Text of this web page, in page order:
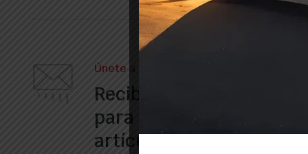
Únete a nuestro boletín
Recibe nuestros correos
para obtener
artículos, ofertas y